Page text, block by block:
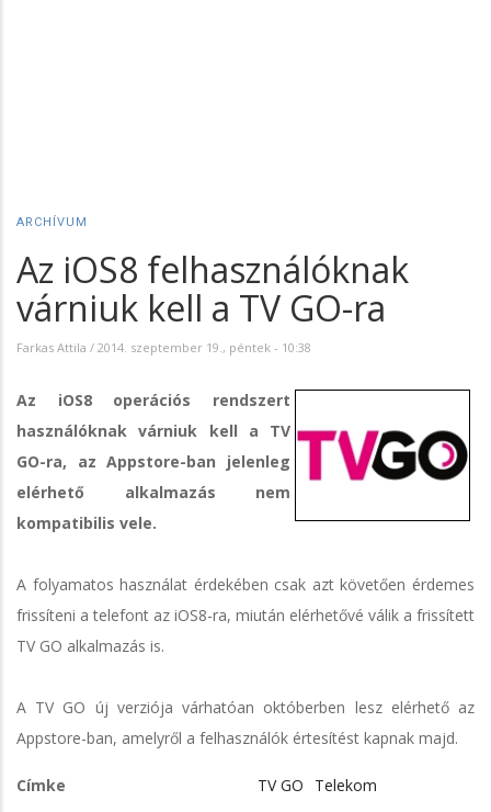
ARCHÍVUM
Az iOS8 felhasználóknak
várniuk kell a TV GO-ra
Farkas Attila / 2014. szeptember 19., péntek - 10:38
Az iOS8 operációs rendszert
használóknak várniuk kell a TV
GO-ra, az Appstore-ban jelenleg
elérhető alkalmazás nem
kompatibilis vele.
A folyamatos használat érdekében csak azt követően érdemes
frissíteni a telefont az iOS8-ra, miután elérhetővé válik a frissített
TV GO alkalmazás is.
A TV GO új verziója várhatóan októberben lesz elérhető az
Appstore-ban, amelyről a felhasználók értesítést kapnak majd.
Címke TV GO Telekom